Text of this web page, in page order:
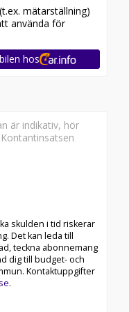
55000 bilar om
oss på 063-
mätarställning)
använda för
hos
är indikativ, hör
skulden i tid riskerar
Det kan leda till
teckna abonnemang
dig till budget- och
Kontaktuppgifter
.